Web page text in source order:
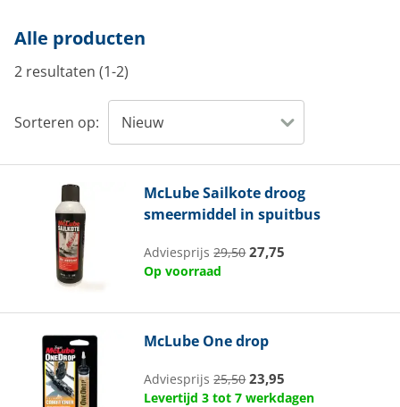
Alle producten
2 resultaten (1-2)
Sorteren op:
McLubeSailkote droog
smeermiddel in spuitbus
Adviesprijs29,50 27,75
Op voorraad
McLube One drop
Adviesprijs25,50 23,95
Levertijd 3 tot 7 werkdagen